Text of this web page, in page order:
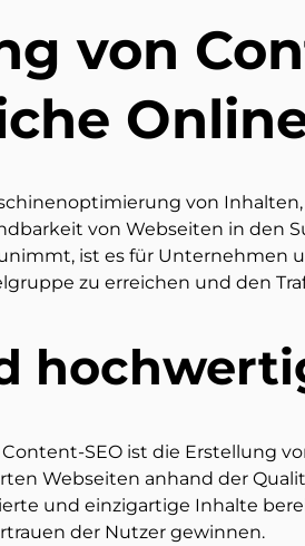
von
von
von Webseiten in den
ist es für Unternehmen
zu erreichen und den
SEO ist die Erstellung
Webseiten anhand der
und einzigartige Inhalte
der Nutzer gewinnen.